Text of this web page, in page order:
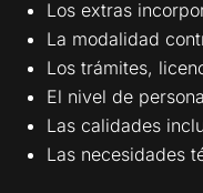
Los extras
La modalidad
Los trámites,
El nivel de
Las calidades
Las necesidades